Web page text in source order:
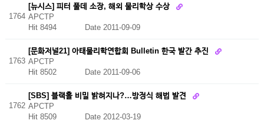
1764
[뉴시스] 피터 풀데 소장, 해외 물리학상 수상
APCTP
Hit 8494
Date 2011-09-09
1763
[문화저널21] 아태물리학연합회 Bulletin 한국 발간 추진
APCTP
Hit 8502
Date 2011-09-06
1762
[SBS] 블랙홀 비밀 밝혀지나?…방정식 해법 발견
APCTP
Hit 8509
Date 2012-03-19